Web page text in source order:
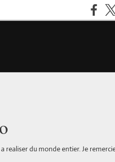
realiser du monde entier. Je